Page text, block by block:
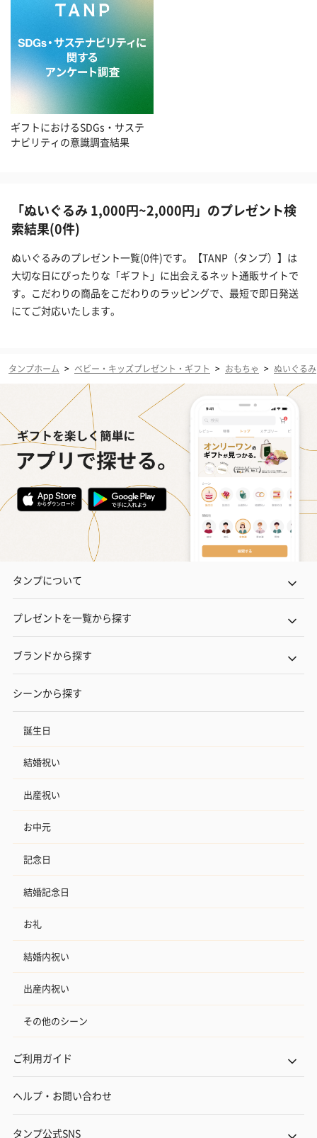
ギフトにおけるSDGs・サステ
ナビリティの意識調査結果
「ぬいぐるみ 1,000円~2,000円」のプレゼント検
索結果(0件)
ぬいぐるみのプレゼント一覧(0件)です。【TANP（タンプ）】は
大切な日にぴったりな「ギフト」に出会えるネット通販サイトで
す。こだわりの商品をこだわりのラッピングで、最短で即日発送
にてご対応いたします。
タンプホーム > ベビー・キッズプレゼント・ギフト > おもちゃ > ぬいぐるみ
タンプについて
プレゼントを一覧から探す
ブランドから探す
シーンから探す
誕生日
結婚祝い
出産祝い
お中元
記念日
結婚記念日
お礼
結婚内祝い
出産内祝い
その他のシーン
ご利用ガイド
ヘルプ・お問い合わせ
タンプ公式SNS